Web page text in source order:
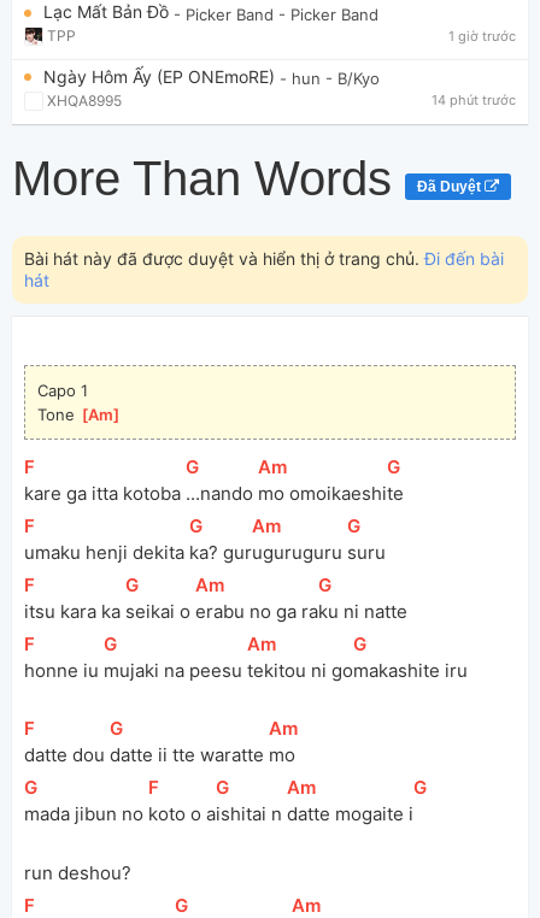
Lạc Mất Bản Đồ - Picker Band - Picker Band
TPP 1 giờ trước
Ngày Hôm Ấy (EP ONEmoRE) - hun - B/Kyo
XHQA8995 14 phút trước
More Than Words Đã Duyệt
Bài hát này đã được duyệt và hiển thị ở trang chủ.Đi đến bài
hát
Capo 1
Tone [Am
[F
kare ga itta kotoba
[
G
...nando
[
Am
mo omoikaeshi
[
G
te
[F
umaku henji dekita
[
G
ka? gur
[
Am
uguruguru
[
G
suru
[F
itsu kara ka
[
G
seikai o
[
Am
erabu no ga ra
[
G
ku ni natte
[F
honne iu
[
G
mujaki na peesu
[
Am
tekitou ni go
[
G
makashite iru
[F
datte dou
[
G
datte ii tte waratte
[
Am
mo
[
G
mada jibun no
[F
koto o a
[
G
ishitai n
[
Am
datte mogaite i
[
G
run deshou?
[F [
G [
Am